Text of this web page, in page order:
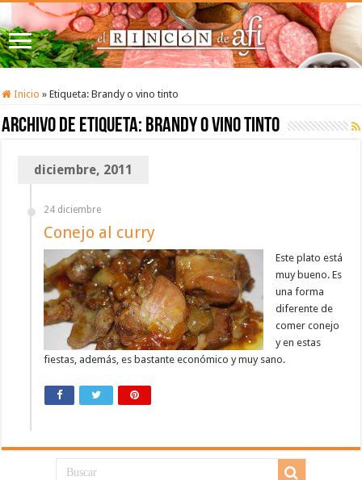
Inicio » Etiqueta:Brandy o vino tinto
Archivo de etiqueta: Brandy o vino tinto
diciembre, 2011
24 diciembre
Conejo al curry
Este plato está
muy bueno. Es
una forma
diferente de
comer conejo
y en estas
fiestas, además, es bastante económico y muy sano.